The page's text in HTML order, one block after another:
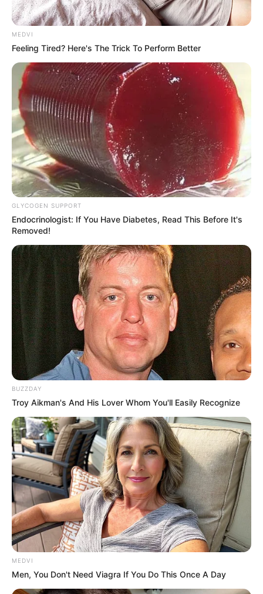
MEDVI
Feeling Tired? Here's The Trick To Perform Better
GLYCOGEN SUPPORT
Endocrinologist: If You Have Diabetes, Read This Before It's
Removed!
BUZZDAY
Troy Aikman's And His Lover Whom You'll Easily Recognize
MEDVI
Men, You Don't Need Viagra If You Do This Once A Day